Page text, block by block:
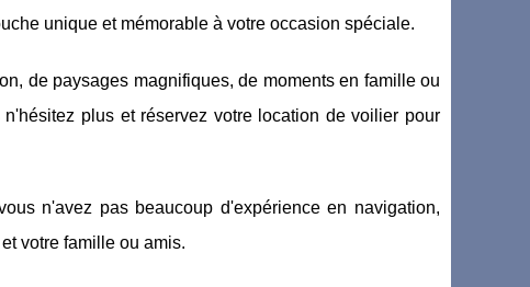
unique et mémorable à votre occasion spéciale.
de paysages magnifiques, de moments en famille ou
plus et réservez votre location de voilier pour
n'avez pas beaucoup d'expérience en navigation,
votre famille ou amis.